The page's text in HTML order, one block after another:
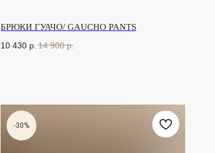
БРЮКИ ГУАЧО/ GAUCHO PANTS
10 430 р. 14 900 р.
-30%